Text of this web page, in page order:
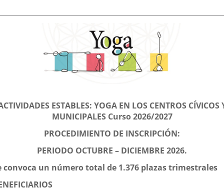
ESTABLES: YOGA EN LOS CENTROS CÍVICOS
MUNICIPALES Curso 2026/2027
PROCEDIMIENTO DE INSCRIPCIÓN:
PERIODO OCTUBRE – DICIEMBRE 2026.
convoca un número total de 1.376 plazas trimestrales